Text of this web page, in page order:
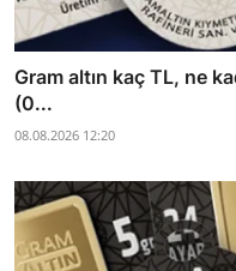
Gram altın kaç TL, ne
(0...
08.08.2026 12:20